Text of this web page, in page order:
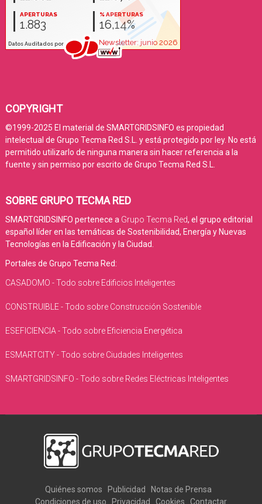
COPYRIGHT
©1999-2025 El material de SMARTGRIDSINFO es propiedad
intelectual de Grupo Tecma Red S.L. y está protegido por ley. No está
permitido utilizarlo de ninguna manera sin hacer referencia a la
fuente y sin permiso por escrito de Grupo Tecma Red S.L.
SOBRE GRUPO TECMA RED
SMARTGRIDSINFO pertenece a Grupo Tecma Red, el grupo editorial
español líder en las temáticas de Sostenibilidad, Energía y Nuevas
Tecnologías en la Edificación y la Ciudad.
Portales de Grupo Tecma Red:
CASADOMO - Todo sobre Edificios Inteligentes
CONSTRUIBLE - Todo sobre Construcción Sostenible
ESEFICIENCIA - Todo sobre Eficiencia Energética
ESMARTCITY - Todo sobre Ciudades Inteligentes
SMARTGRIDSINFO - Todo sobre Redes Eléctricas Inteligentes
Quiénes somos Publicidad
Notas de Prensa
Condiciones de uso
Privacidad Cookies Contactar